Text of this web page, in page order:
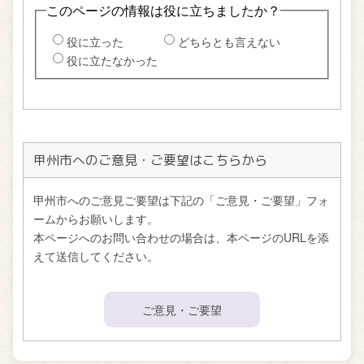
甲州市へのご意見・ご要望はこちらから
甲州市へのご意見ご要望は下記の「ご意見・ご要望」フォ
ームからお願いします。
本ページへのお問い合わせの場合は、本ページのURLを添
えて送信してください。
ご意見・ご要望